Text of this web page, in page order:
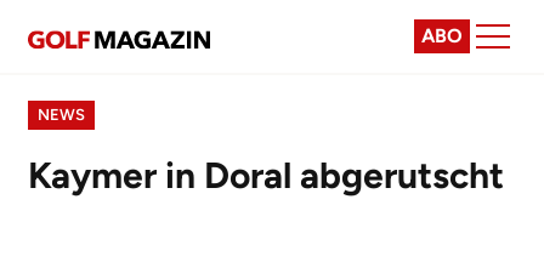
ABO
NEWS
Kaymer in Doral abgerutscht